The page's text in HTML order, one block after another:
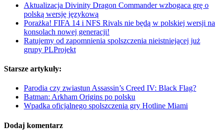
Aktualizacja Divinity Dragon Commander wzbogaca grę o
polską wersję językową
Porażka! FIFA 14 i NFS Rivals nie będą w polskiej wersji na
konsolach nowej generacji!
Ratujemy od zapomnienia spolszczenia nieistniejącej już
grupy PLProjekt
Starsze artykuły:
Parodia czy zwiastun Assassin’s Creed IV: Black Flag?
Batman: Arkham Origins po polsku
Wpadka oficjalnego spolszczenia gry Hotline Miami
Dodaj komentarz